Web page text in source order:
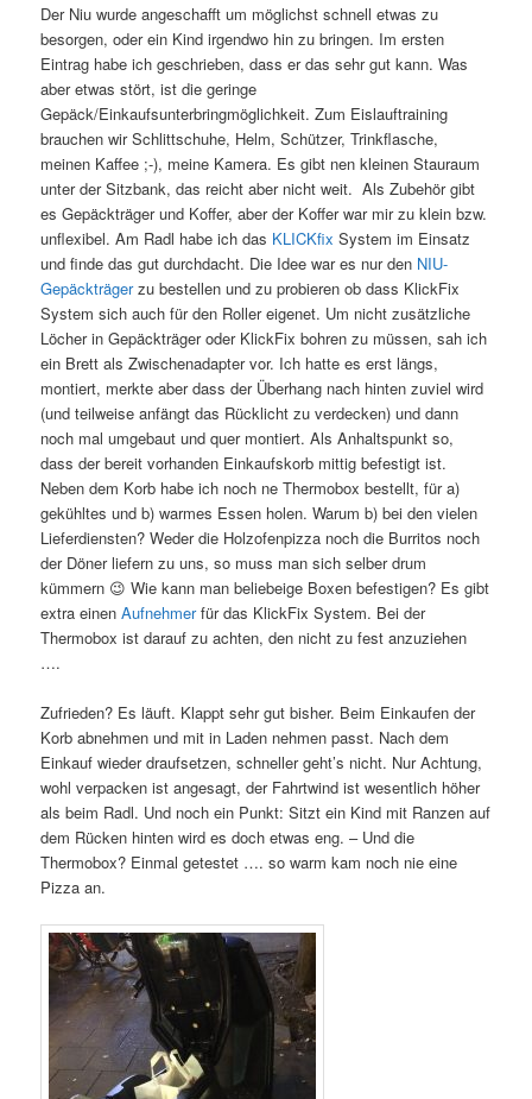
Der Niu wurde angeschafft um möglichst schnell etwas zu
besorgen, oder ein Kind irgendwo hin zu bringen. Im ersten
Eintrag habe ich geschrieben, dass er das sehr gut kann. Was
aber etwas stört, ist die geringe
Gepäck/Einkaufsunterbringmöglichkeit. Zum Eislauftraining
brauchen wir Schlittschuhe, Helm, Schützer, Trinkflasche,
meinen Kaffee ;-), meine Kamera. Es gibt nen kleinen Stauraum
unter der Sitzbank, das reicht aber nicht weit. Als Zubehör gibt
es Gepäckträger und Koffer, aber der Koffer war mir zu klein bzw.
unflexibel. Am Radl habe ich das KLICKfix System im Einsatz
und finde das gut durchdacht. Die Idee war es nur den NIU-
Gepäckträgerzu bestellen und zu probieren ob dass KlickFix
System sich auch für den Roller eigenet. Um nicht zusätzliche
Löcher in Gepäckträger oder KlickFix bohren zu müssen, sah ich
ein Brett als Zwischenadapter vor. Ich hatte es erst längs,
montiert, merkte aber dass der Überhang nach hinten zuviel wird
(und teilweise anfängt das Rücklicht zu verdecken) und dann
noch mal umgebaut und quer montiert. Als Anhaltspunkt so,
dass der bereit vorhanden Einkaufskorb mittig befestigt ist.
Neben dem Korb habe ich noch ne Thermobox bestellt, für a)
gekühltes und b) warmes Essen holen. Warum b) bei den vielen
Lieferdiensten? Weder die Holzofenpizza noch die Burritos noch
der Döner liefern zu uns, so muss man sich selber drum
kümmern 😉 Wie kann man beliebeige Boxen befestigen? Es gibt
extra einenAufnehmerfür das KlickFix System. Bei der
Thermobox ist darauf zu achten, den nicht zu fest anzuziehen
….
Zufrieden? Es läuft. Klappt sehr gut bisher. Beim Einkaufen der
Korb abnehmen und mit in Laden nehmen passt. Nach dem
Einkauf wieder draufsetzen, schneller geht’s nicht. Nur Achtung,
wohl verpacken ist angesagt, der Fahrtwind ist wesentlich höher
als beim Radl. Und noch ein Punkt: Sitzt ein Kind mit Ranzen auf
dem Rücken hinten wird es doch etwas eng. – Und die
Thermobox? Einmal getestet …. so warm kam noch nie eine
Pizza an.